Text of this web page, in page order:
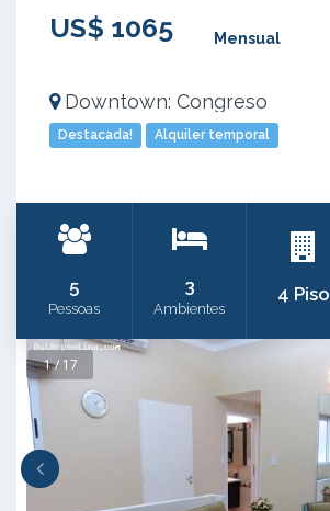
US$ 1065
Mensual
Downtown: Congreso
Destacada! Alquiler temporal
5
Pessoas
3
Ambientes
4 Piso
1 / 17